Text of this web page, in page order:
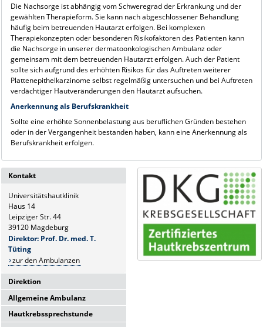
Die Nachsorge ist abhängig vom Schweregrad der Erkrankung und der
gewählten Therapieform. Sie kann nach abgeschlossener Behandlung
häufig beim betreuenden Hautarzt erfolgen. Bei komplexen
Therapiekonzepten oder besonderen Risikofaktoren des Patienten kann
die Nachsorge in unserer dermatoonkologischen Ambulanz oder
gemeinsam mit dem betreuenden Hautarzt erfolgen. Auch der Patient
sollte sich aufgrund des erhöhten Risikos für das Auftreten weiterer
Plattenepithelkarzinome selbst regelmäßig untersuchen und bei Auftreten
verdächtiger Hautveränderungen den Hautarzt aufsuchen.
Anerkennung als Berufskrankheit
Sollte eine erhöhte Sonnenbelastung aus beruflichen Gründen bestehen
oder in der Vergangenheit bestanden haben, kann eine Anerkennung als
Berufskrankheit erfolgen.
Kontakt
Universitätshautklinik
Haus 14
Leipziger Str. 44
39120 Magdeburg
Direktor: Prof. Dr. med. T.
Tüting
zur den Ambulanzen
Allgemeine Ambulanz
Sie erreichen uns telefonisch Mo-
Hautkrebssprechstunde
Direktion
Universitätshautklinik
Haus 14
Leipziger Str. 44